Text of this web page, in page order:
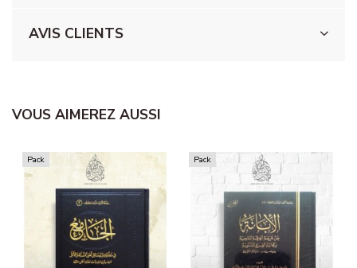
AVIS CLIENTS
VOUS AIMEREZ AUSSI
Pack Pack